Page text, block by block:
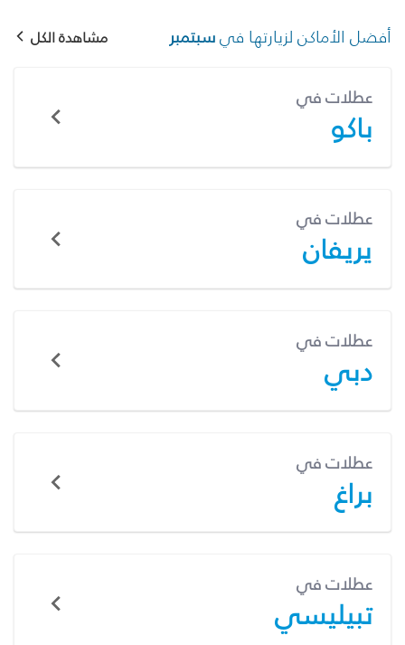
أفضل الأماكن لزيارتها فيسبتمبر مشاهدة الكل
عطلات في
باكو
عطلات في
يريفان
عطلات في
دبي
عطلات في
براغ
عطلات في
تبيليسي